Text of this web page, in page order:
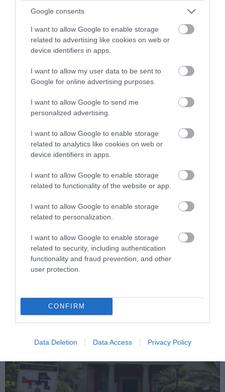
Google consents
I want to allow Google to enable storage
related to advertising like cookies on web or
device identifiers in apps.
I want to allow my user data to be sent to
Google for online advertising purposes.
I want to allow Google to send me
personalized advertising.
I want to allow Google to enable storage
related to analytics like cookies on web or
device identifiers in apps.
I want to allow Google to enable storage
related to functionality of the website or app.
I want to allow Google to enable storage
related to personalization.
I want to allow Google to enable storage
related to security, including authentication
functionality and fraud prevention, and other
user protection.
CONFIRM
Data Deletion Data Access Privacy Policy
συντρόφου του για ενδοοικογενειακή
08.08.2026 | 14:22
PRONEWS.GR /ΕΣΩΤΕΡΙΚΗ ΑΣΦΑΛΕΙΑ
Παλαιό Φάληρο: Συνελήφθη 40χρονο
μέλος της οργάνωσης του «Έντικ» –
ξυλοδαρμούς
08.08.2026 | 13:46